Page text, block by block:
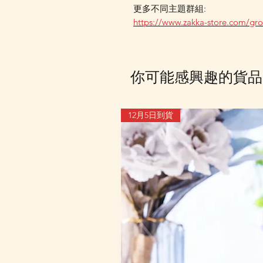
更多不同主題群組:
https://www.zakka-store.com/
你可能感興趣的貨品
12月5日到貨